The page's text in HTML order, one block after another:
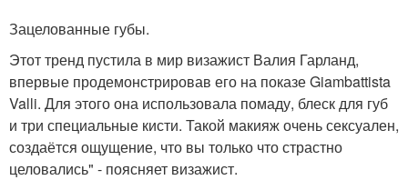
Зацелованные губы.
Этот тренд пустила в мир визажист Валия Гарланд,
впервые продемонстрировав его на показе Giambattista
Valli. Для этого она использовала помаду, блеск для губ
и три специальные кисти. Такой макияж очень сексуален,
создаётся ощущение, что вы только что страстно
целовались" - поясняет визажист.